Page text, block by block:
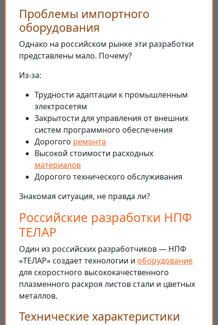
Проблемы импортного
оборудования
Однако на российском рынке эти разработки
представлены мало. Почему?
Из-за:
Трудности адаптации к промышленным
электросетям
Закрытости для управления от внешних
систем программного обеспечения
Дорогого ремонта
Высокой стоимости расходных
материалов
Дорогого технического обслуживания
Знакомая ситуация, не правда ли?
Российские разработки НПФ
ТЕЛАР
Один из российских разработчиков — НПФ
«ТЕЛАР» создает технологии и оборудование
для скоростного высококачественного
плазменного раскроя листов стали и цветных
металлов.
Технические характеристики